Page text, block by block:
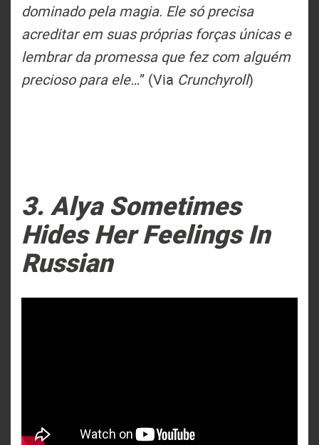
dominado pela magia. Ele só precisa
acreditar em suas próprias forças únicas e
lembrar da promessa que fez com alguém
precioso para ele…” (Via Crunchyroll)
3. Alya Sometimes
Hides Her Feelings In
Russian